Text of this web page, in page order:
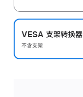
VESA 支架转换器
不含支架